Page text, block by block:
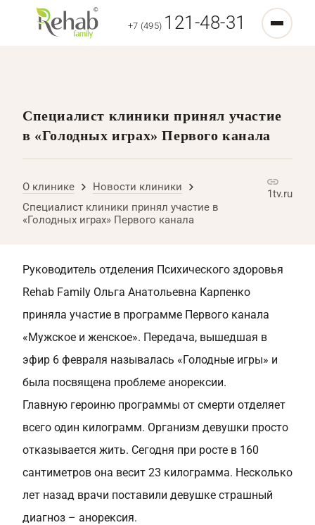
+7 (495) 121-48-31
Специалист клиники принял участие
в «Голодных играх» Первого канала
О клинике
Новости клиники
Специалист клиники принял участие в
«Голодных играх» Первого канала
1tv.ru
Руководитель отделения Психического здоровья
Rehab Family Ольга Анатольевна Карпенко
приняла участие в программе Первого канала
«Мужское и женское». Передача, вышедшая в
эфир 6 февраля называлась «Голодные игры» и
была посвящена проблеме анорексии.
Главную героиню программы от смерти отделяет
всего один килограмм. Организм девушки просто
отказывается жить. Сегодня при росте в 160
сантиметров она весит 23 килограмма. Несколько
лет назад врачи поставили девушке страшный
диагноз – анорексия.